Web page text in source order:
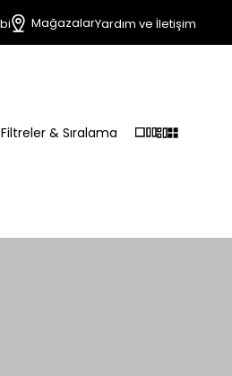
MağazalarYardım ve İletişim
Filtreler & Sıralama